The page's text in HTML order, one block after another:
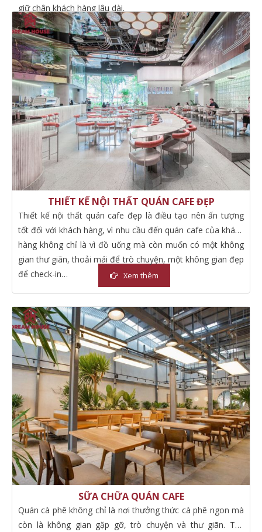
giữ chân khách hàng lâu dài.
THIẾT KẾ NỘI THẤT QUÁN CAFE ĐẸP
Thiết kế nội thất quán cafe đẹp là điều tạo nên ấn tượng
tốt đối với khách hàng, vì nhu cầu đến quán cafe của khách
hàng không chỉ là vì đồ uống mà còn muốn có một không
gian thư giãn, thoải mái để trò chuyện, một không gian đẹp
để check-in…
Xem thêm
SỮA CHỮA QUÁN CAFE
Quán cà phê không chỉ là nơi thưởng thức cà phê ngon mà
còn là không gian gặp gỡ, trò chuyện và thư giãn. Tuy